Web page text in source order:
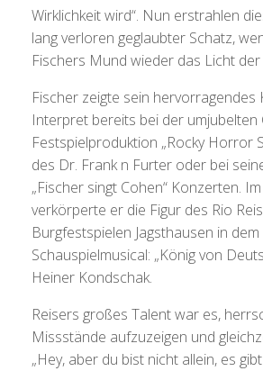
Wirklichkeit wird“. Nun erstrahlen
lang verloren geglaubter Schatz,
Fischers Mund wieder das Licht
Fischer zeigte sein hervorragendes
Interpret bereits bei der umjubelten
Festspielproduktion „Rocky Horror
des Dr. Frank n Furter oder bei
„Fischer singt Cohen“ Konzerten.
verkörperte er die Figur des Rio
Burgfestspielen Jagsthausen in dem
Schauspielmusical: „König von
Heiner Kondschak.
Reisers großes Talent war es,
Missstände aufzuzeigen und
„Hey, aber du bist nicht allein, es